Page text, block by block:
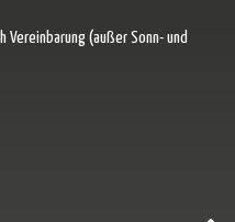
(außer Sonn- und
Tab (externer Link)
in neuem Tab (externer Link)
inspirieren – öffnet in neuem Tab
in neuem Tab (externer Link)